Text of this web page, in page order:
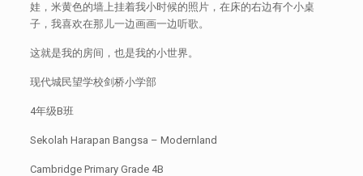
娃，米黄色的墙上挂着我小时候的照片，在床的右边有个小桌
子，我喜欢在那儿一边画画一边听歌。
这就是我的房间，也是我的小世界。
现代城民望学校剑桥小学部
4年级B班
Sekolah Harapan Bangsa – Modernland
Cambridge Primary Grade 4B